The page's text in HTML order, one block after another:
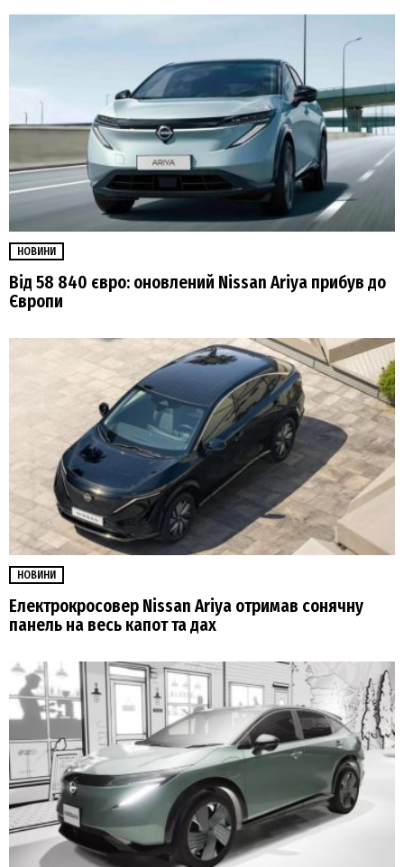
НОВИНИ
Від 58 840 євро: оновлений Nissan Ariya прибув до
Європи
НОВИНИ
Електрокросовер Nissan Ariya отримав сонячну
панель на весь капот та дах